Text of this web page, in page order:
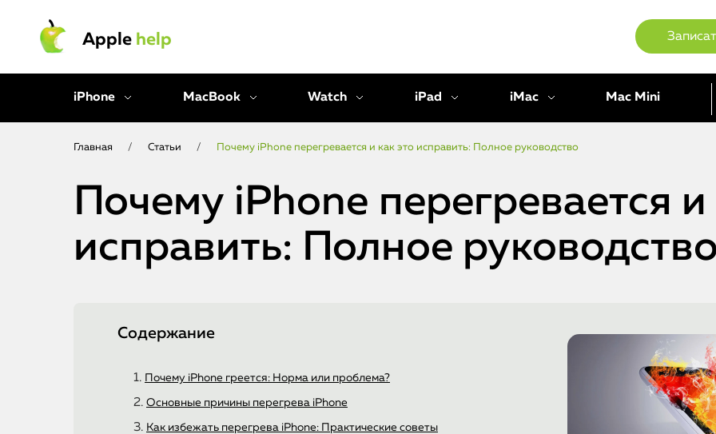
Apple help
iPhone MacBook Watch iPad iMac Mac Mini
Главная / Статьи / Почему iPhone перегревается и как это исправить: Полное руководство
Почему iPhone перегревается и
исправить: Полное руководство
Содержание
Почему iPhone греется: Норма или проблема?
Основные причины перегрева iPhone
Как избежать перегрева iPhone: Практические советы